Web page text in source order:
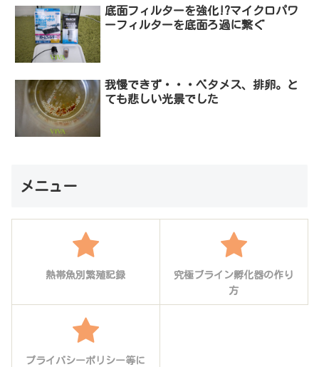
底面フィルターを強化!?マイクロパワ
ーフィルターを底面ろ過に繋ぐ
我慢できず・・・ベタメス、排卵。と
ても悲しい光景でした
メニュー
熱帯魚別繁殖記録
究極ブライン孵化器の作り
方
プライバシーポリシー等に